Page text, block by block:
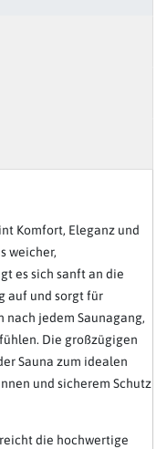
Komfort, Eleganz und
weicher,
es sich sanft an die
auf und sorgt für
nach jedem Saunagang,
Die großzügigen
Sauna zum idealen
und sicherem Schutz
die hochwertige